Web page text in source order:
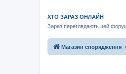
ХТО ЗАРАЗ ОНЛАЙН
Зараз переглядають цей
Магазин спорядження